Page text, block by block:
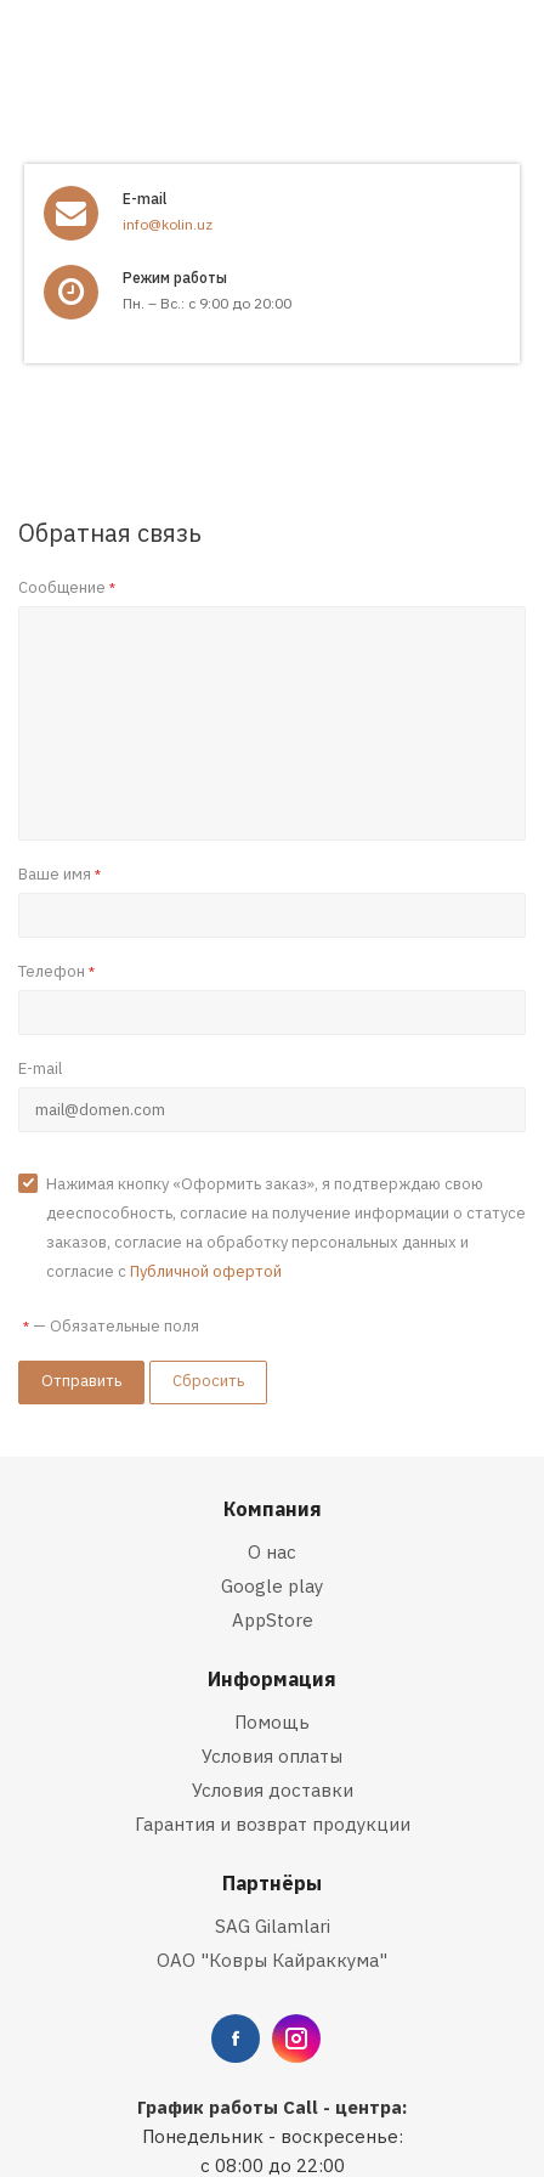
E-mail
info@kolin.uz
Режим работы
Пн. – Вс.: с 9:00 до 20:00
Обратная связь
Сообщение *
Ваше имя *
Телефон *
E-mail
Нажимая кнопку «Оформить заказ», я подтверждаю свою
дееспособность, согласие на получение информации о статусе
заказов, согласие на обработку персональных данных и
согласие с Публичной офертой
* — Обязательные поля
Сбросить
Компания
О нас
Google play
AppStore
Информация
Помощь
Условия оплаты
Условия доставки
Гарантия и возврат продукции
Партнёры
SAG Gilamlari
ОАО "Ковры Кайраккума"
График работы Call - центра:
Понедельник - воскресенье:
с 08:00 до 22:00